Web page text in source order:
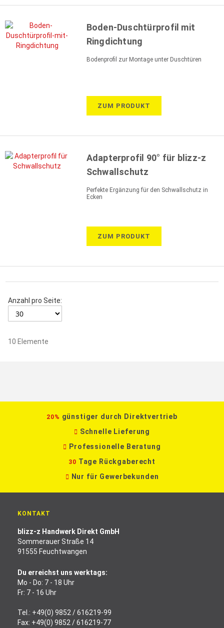
Boden-Duschtürprofil mit
Ringdichtung
Bodenprofil zur Montage unter Duschtüren
ZUM PRODUKT
Adapterprofil 90° für blizz-z
Schwallschutz
Perfekte Ergänzung für den Schwallschutz in
Ecken
ZUM PRODUKT
Anzahl pro Seite:
10 Elemente
20% günstiger durch Direktvertrieb
Schnelle Lieferung
Professionelle Beratung
30 Tage Rückgaberecht
Nur für Gewerbekunden
KONTAKT
blizz-z Handwerk Direkt GmbH
Sommerauer Straße 14
91555 Feuchtwangen
Du erreichst uns werktags:
Mo - Do: 7 - 18 Uhr
Fr: 7 - 16 Uhr
Tel.: +49(0) 9852 / 616219-99
Fax: +49(0) 9852 / 616219-77